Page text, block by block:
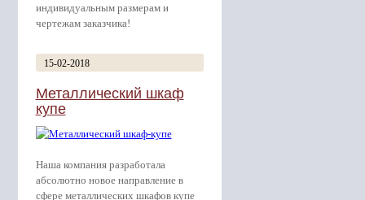
индивидуальным размерам и
чертежам заказчика!
15-02-2018
Металлический шкаф
купе
Наша компания разработала
абсолютно новое направление в
сфере металлических шкафов купе